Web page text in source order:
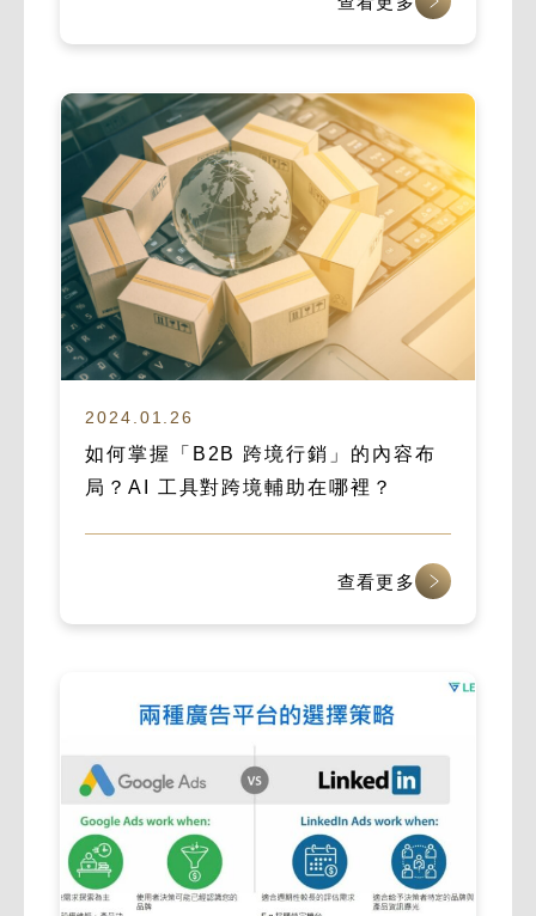
2024.01.26
如何掌握「B2B 跨境行銷」的內容布
局？AI 工具對跨境輔助在哪裡？
查看更多